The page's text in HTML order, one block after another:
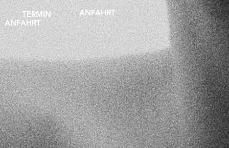
TERMIN
ANFAHRT
ANFAHRT